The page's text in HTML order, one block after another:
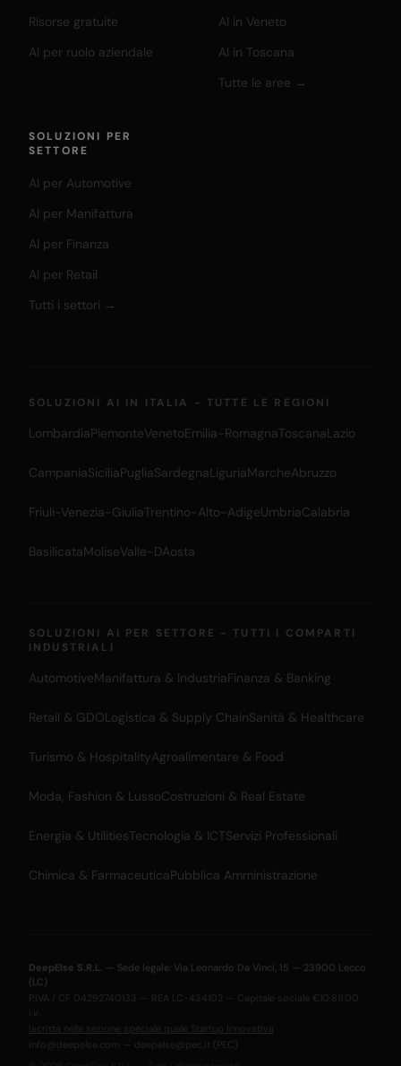
Risorse gratuite
AI per ruolo aziendale
AI in Veneto
AI in Toscana
Tutte le aree →
SOLUZIONI PER
SETTORE
AI per Automotive
AI per Manifattura
AI per Finanza
AI per Retail
Tutti i settori →
SOLUZIONI AI IN ITALIA - TUTTE LE REGIONI
LombardiaPiemonteVenetoEmilia-RomagnaToscanaLazio
CampaniaSiciliaPugliaSardegnaLiguriaMarcheAbruzzo
Friuli-Venezia-GiuliaTrentino-Alto-AdigeUmbriaCalabria
BasilicataMoliseValle-DAosta
SOLUZIONI AI PER SETTORE - TUTTI I COMPARTI
INDUSTRIALI
AutomotiveManifattura & IndustriaFinanza & Banking
Retail & GDOLogistica & Supply ChainSanità & Healthcare
Turismo & HospitalityAgroalimentare & Food
Moda, Fashion & LussoCostruzioni & Real Estate
Energia & UtilitiesTecnologia & ICTServizi Professionali
Chimica & FarmaceuticaPubblica Amministrazione
DeepElse S.R.L. — Sede legale: Via Leonardo Da Vinci, 15 — 23900 Lecco
(LC)
P.IVA / CF 04292740133 — REA LC-434102 — Capitale sociale €10.811,00
i.v.
Iscritta nella sezione speciale quale Startup Innovativa
info@deepelse.com
deepelse@pec.it
(PEC)